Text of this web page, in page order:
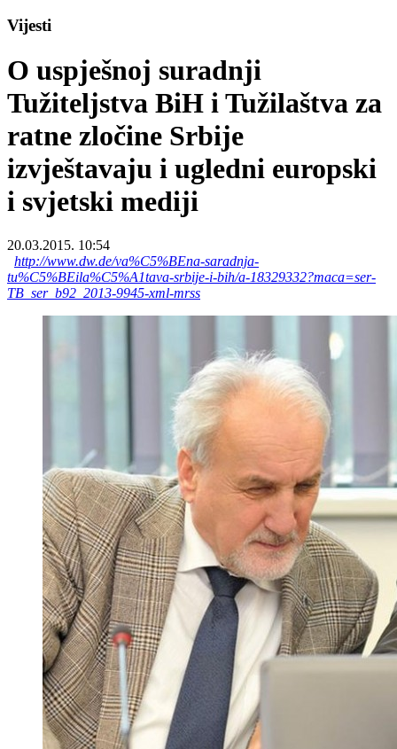
Vijesti
O uspješnoj suradnji
Tužiteljstva BiH i Tužilaštva za
ratne zločine Srbije
izvještavaju i ugledni europski
i svjetski mediji
20.03.2015. 10:54
http://www.dw.de/va%C5%BEna-saradnja-
tu%C5%BEila%C5%A1tava-srbije-i-bih/a-18329332?maca=ser-
TB_ser_b92_2013-9945-xml-mrss